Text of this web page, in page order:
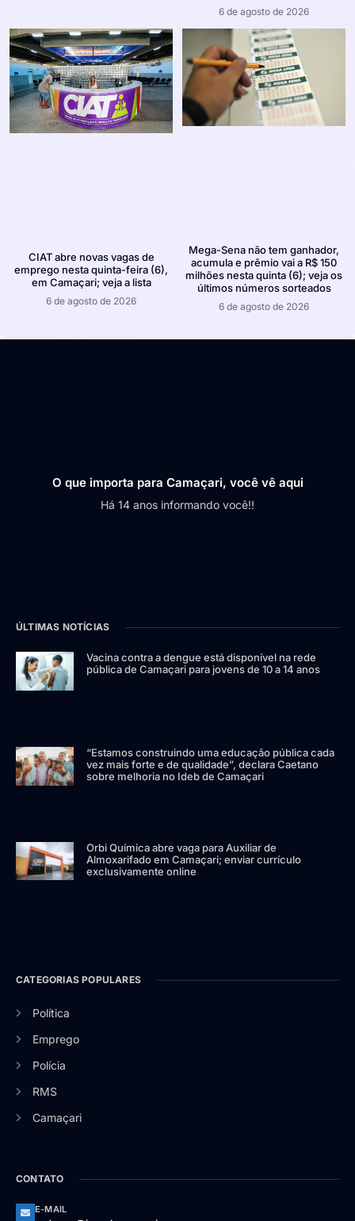
6 de agosto de 2026
CIAT abre novas vagas de
emprego nesta quinta-feira (6),
em Camaçari; veja a lista
6 de agosto de 2026
Mega-Sena não tem ganhador,
acumula e prêmio vai a R$ 150
milhões nesta quinta (6); veja os
últimos números sorteados
6 de agosto de 2026
O que importa para Camaçari, você vê aqui
Há 14 anos informando você!!
ÚLTIMAS NOTÍCIAS
Vacina contra a dengue está disponível na rede
pública de Camaçari para jovens de 10 a 14 anos
“Estamos construindo uma educação pública cada
vez mais forte e de qualidade”, declara Caetano
sobre melhoria no Ideb de Camaçari
Orbi Química abre vaga para Auxiliar de
Almoxarifado em Camaçari; enviar currículo
exclusivamente online
CATEGORIAS POPULARES
Política
Emprego
Polícia
RMS
Camaçari
CONTATO
E-MAIL